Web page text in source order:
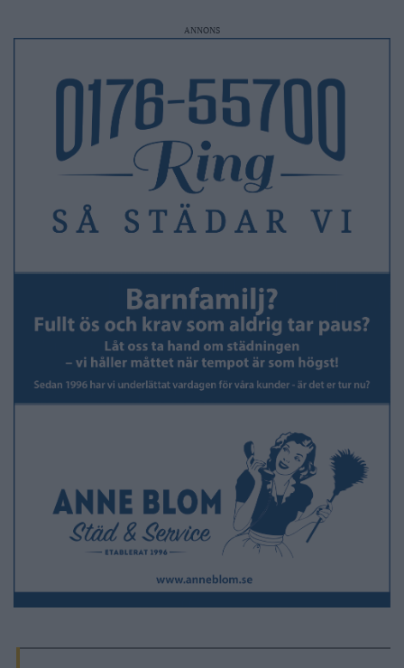
ANNONS